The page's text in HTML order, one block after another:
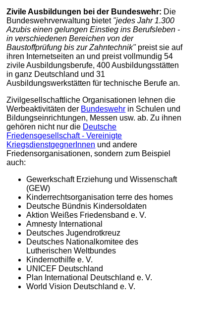
Zivile Ausbildungen bei der Bundeswehr: Die
Bundeswehrverwaltung bietet "jedes Jahr 1.300
Azubis einen gelungen Einstieg ins Berufsleben -
in verschiedenen Bereichen von der
Baustoffprüfung bis zur Zahntechnik"preist sie auf
ihren Internetseiten an und preist vollmundig 54
zivile Ausbildungsberufe, 400 Ausbildungsstätten
in ganz Deutschland und 31
Ausbildungswerkstätten für technische Berufe an.
Zivilgesellschaftliche Organisationen lehnen die
Werbeaktivitäten der Bundeswehr in Schulen und
Bildungseinrichtungen, Messen usw. ab. Zu ihnen
gehören nicht nur die Deutsche
Friedensgesellschaft - Vereinigte
KriegsdienstgegnerInnen und andere
Friedensorganisationen, sondern zum Beispiel
auch:
Gewerkschaft Erziehung und Wissenschaft
(GEW)
Kinderrechtsorganisation terre des homes
Deutsche Bündnis Kindersoldaten
Aktion Weißes Friedensband e. V.
Amnesty International
Deutsches Jugendrotkreuz
Deutsches Nationalkomitee des
Lutherischen Weltbundes
Kindernothilfe e. V.
UNICEF Deutschland
Plan International Deutschland e. V.
World Vision Deutschland e. V.